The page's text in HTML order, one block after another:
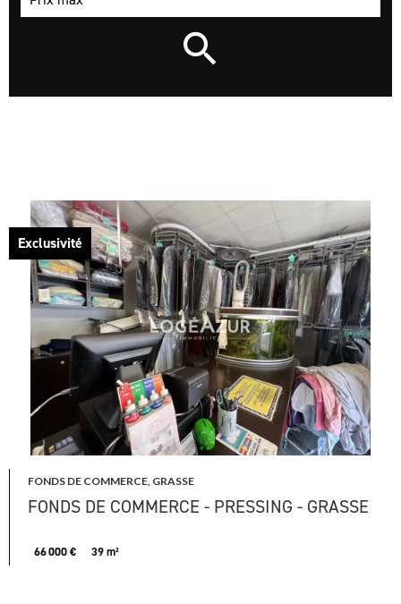
FONDS DE COMMERCE, GRASSE
FONDS DE COMMERCE - PRESSING - GRASSE
66 000 € 39 m²
Exclusivité